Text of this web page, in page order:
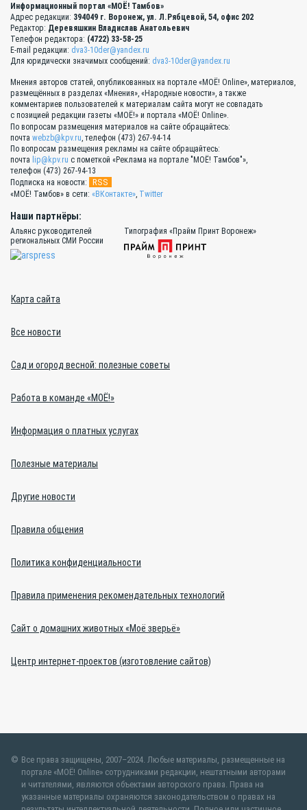
Информационный портал «МОЁ! Тамбов»
Адрес редакции: 394049 г. Воронеж, ул. Л.Рябцевой, 54, офис 202
Редактор: Деревяшкин Владислав Анатольевич
Телефон редактора: (4722) 33-58-25
E-mail редакции: dva3-10der@yandex.ru
Для юридически значимых сообщений: dva3-10der@yandex.ru
Мнения авторов статей, опубликованных на портале «МОЁ! Online», материалов,
размещённых в разделах «Мнения», «Народные новости», а также
комментариев пользователей к материалам сайта могут не совпадать
с позицией редакции газеты «МОЁ!» и портала «МОЁ! Online».
По вопросам размещения материалов на сайте обращайтесь:
почта webzb@kpv.ru, телефон (473) 267-94-14
По вопросам размещения рекламы на сайте обращайтесь:
почта lip@kpv.ru с пометкой «Реклама на портале "МОЁ! Тамбов"»,
телефон (473) 267-94-13
Подписка на новости:
RSS
«МОЁ! Тамбов» в сети: «ВКонтакте», Twitter
Наши партнёры:
Альянс руководителей
региональных СМИ России
Типография «Прайм Принт Воронеж»
Карта сайта
Все новости
Сад и огород весной: полезные советы
Работа в команде «МОЁ!»
Информация о платных услугах
Полезные материалы
Другие новости
Правила общения
Политика конфиденциальности
Правила применения рекомендательных технологий
Сайт о домашних животных «Моё зверьё»
Центр интернет-проектов (изготовление сайтов)
Все права защищены, 2007–2024. Любые материалы, размещенные на
портале «МОЁ! Online» сотрудниками редакции, нештатными авторами
и читателями, являются объектами авторского права. Права на
указанные материалы охраняются законодательством о правах на